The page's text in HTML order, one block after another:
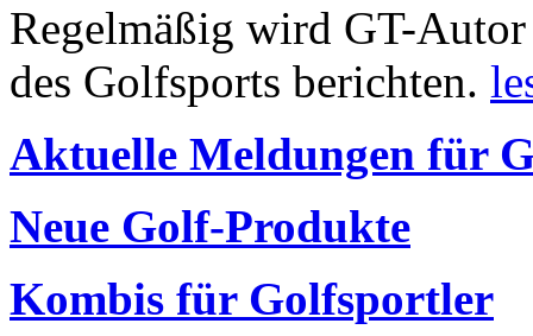
Regelmäßig wird GT-
des Golfsports berichten.
Aktuelle Meldungen für
Neue Golf-Produkte
Kombis für Golfsportler